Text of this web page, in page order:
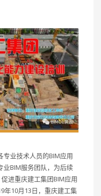
专业技术人员的BIM应用
业BIM服务团队，为后续
进重庆建工集团BIM应用
年10月13日，重庆建工集